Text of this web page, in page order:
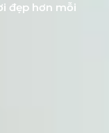
đẹp hơn mỗi